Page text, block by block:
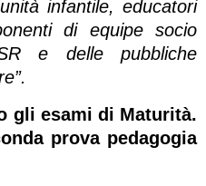
infantile, educatori
di equipe socio
e delle pubbliche
gli esami di Maturità.
prova pedagogia